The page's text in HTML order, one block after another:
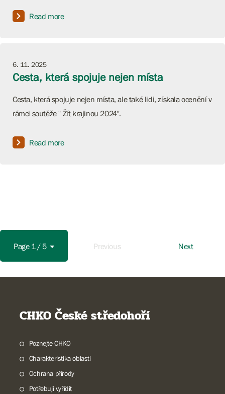
Read more
6. 11. 2025
Cesta, která spojuje nejen místa
Cesta, která spojuje nejen místa, ale také lidi, získala ocenění v
rámci soutěže " Žít krajinou 2024".
Read more
Page 1 / 5 Previous Next
CHKO České středohoří
Poznejte CHKO
Charakteristika oblasti
Ochrana přírody
Potřebuji vyřídit